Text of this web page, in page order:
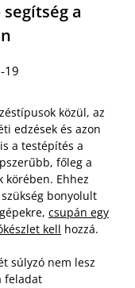
a
19
közül, az
edzések és azon
a testépítés a
főleg a
körében. Ehhez
bonyolult
csupán egy
kell hozzá.
súlyzó nem lesz
feladat